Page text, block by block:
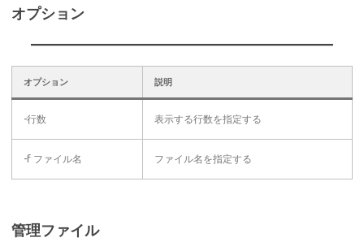
オプション
オプション 説明
-行数 表示する行数を指定する
-f ファイル名 ファイル名を指定する
管理ファイル